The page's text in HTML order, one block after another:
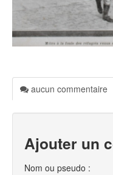
aucun commentaire
Ajouter un
Nom ou pseudo :